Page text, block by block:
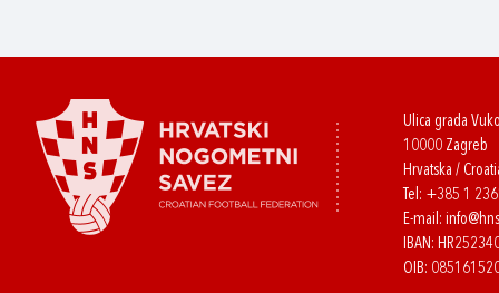
Ulica grada
10000 Zagreb
Hrvatska /
Tel: +385 1
E-mail:
IBAN:
OIB: